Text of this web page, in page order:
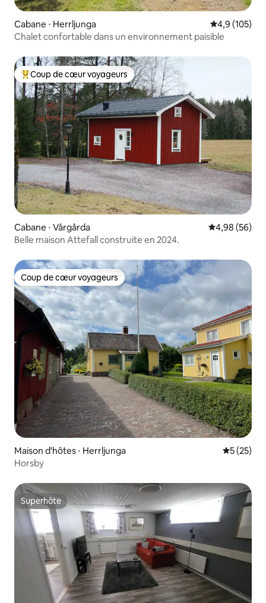
Cabane ⋅ Herrljunga Évaluation
4,9 (105)
Chalet confortable dans un environnement paisible
Coups de cœur voyageurs les plus appréciés
Coup de cœur voyageurs
Cabane ⋅ Vårgårda Évaluation
4,98 (56)
Belle maison Attefall construite en 2024.
Coup de cœur voyageurs
Coup de cœur voyageurs
Maison d'hôtes ⋅ Herrljunga
5 (25)
Horsby
Superhôte
Superhôte